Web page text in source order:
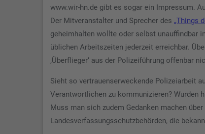
www.wir-hn.de gibt es sogar ein Impressum.
Der Mitveranstalter und Sprecher des „Things
geheimhalten wollte oder selbst unauffindbar
üblichen Arbeitszeiten jederzeit erreichbar.
‚Überflieger‘ aus der Polizeiführung offenbar
Sieht so vertrauenserweckende Polizeiarbeit
Verantwortlichen zu kommunizieren?
Muss man sich zudem Gedanken machen
Landesverfassungsschutzbehörden, die